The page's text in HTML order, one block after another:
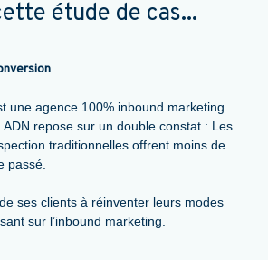
étude de cas...
une agence 100% inbound marketing
ADN repose sur un double constat : Les
traditionnelles offrent moins de
passé.
ses clients à réinventer leurs modes
sur l’inbound marketing.